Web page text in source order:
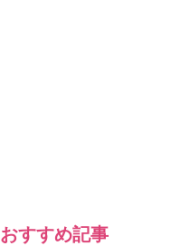
おすすめ記事